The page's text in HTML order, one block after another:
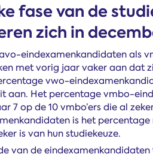
fase van de
zich in
eindexamenkandidaten als
met vorig jaar vaker aan dat
vwo-
aan. Het percentage vmbo-
7 op de 10 vmbo’ers die al
is het
is van hun studiekeuze.
van de